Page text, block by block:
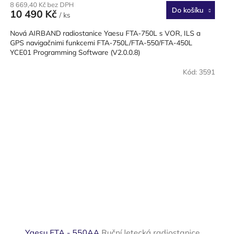
8 669,40 Kč bez DPH
10 490 Kč / ks
Do košíku
Nová AIRBAND radiostanice Yaesu FTA-750L s VOR, ILS a
GPS navigačnimi funkcemi FTA-750L/FTA-550/FTA-450L
YCE01 Programming Software (V2.0.0.8)
Kód: 3591